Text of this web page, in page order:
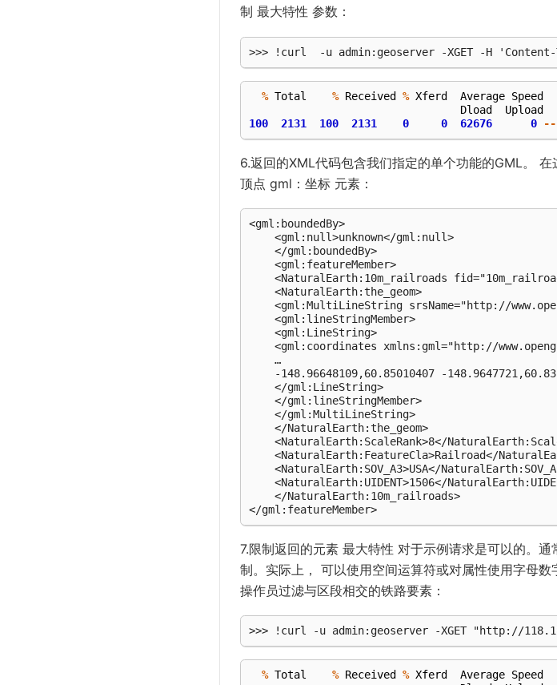
制 最大特性 参数：
% Total % Received % Xferd Average Speed
Dload
Upload
100
2131 100 2131 0 0 62676 0 --
6.返回的XML代码包含我们指定的单个功能的GML。
顶点 gml：坐标 元素：
<gml:boundedBy>
    <gml:null>unknown</gml:null>
    </gml:boundedBy>
    <gml:featureMember>
<NaturalEarth:10m_railroads
    <NaturalEarth:the_geom>
<gml:MultiLineString srsName="http://
    <gml:lineStringMember>
    <gml:LineString>
<gml:coordinates xmlns:gml="http://
    …
-148.96648109,60.85010407 -
    </gml:LineString>
    </gml:lineStringMember>
    </gml:MultiLineString>
    </NaturalEarth:the_geom>
<NaturalEarth:ScaleRank>8</
<NaturalEarth:FeatureCla>Railroad</
<NaturalEarth:SOV_A3>USA</
<NaturalEarth:UIDENT>1506</
    </NaturalEarth:10m_railroads>
7.限制返回的元素 最大特性 对于示例请求是可以的。
制。实际上， 可以使用空间运算符或对属性使用字母
操作员过滤与区段相交的铁路要素：
% Total % Received % Xferd Average Speed